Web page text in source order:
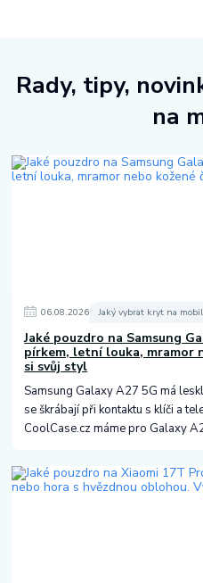
Rady, tipy,
na
06.08.2026 Jaký vybrat kryt na
Jaké pouzdro na Samsung
pírkem, letní louka, mramor
si svůj styl
Samsung Galaxy A27 5G má
se škrábají při kontaktu s klíči a
CoolCase.cz máme pro Galaxy